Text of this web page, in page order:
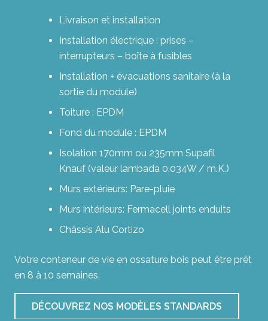
Livraison et installation
Installation électrique : prises –
interrupteurs – boîte à fusibles
Installation + évacuations sanitaire (à la
sortie du module)
Toiture : EPDM
Fond du module : EPDM
Isolation 170mm ou 235mm Supafil
Knauf (valeur lambada 0.034W / m.K.)
Murs extérieurs: Pare-pluie
Murs intérieurs: Fermacell joints enduits
Châssis Alu Cortizo
Votre conteneur de vie en ossature bois peut être prêt
en 8 à 10 semaines.
DÉCOUVREZ NOS MODÈLES STANDARDS